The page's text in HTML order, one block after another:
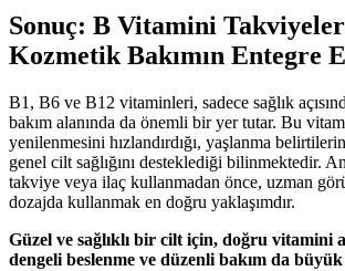
Sonuç: B Vitamini
Kozmetik Bakımın Entegre
B1, B6 ve B12 vitaminleri, sadece sağlık
bakım alanında da önemli bir yer tutar. Bu
yenilenmesini hızlandırdığı, yaşlanma
genel cilt sağlığını desteklediği bilinmektedir.
takviye veya ilaç kullanmadan önce, uzman
dozajda kullanmak en doğru yaklaşımdır.
Güzel ve sağlıklı bir cilt için, doğru vitamini
dengeli beslenme ve düzenli bakım da büyük